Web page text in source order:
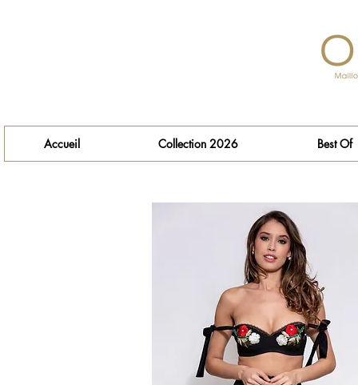
Accueil Collection 2026 Best Of